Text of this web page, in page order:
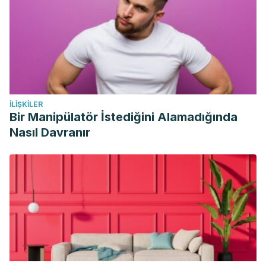
Elizabeth Anderson, J. Larry Durstine. 2019. Physical
activity, exercise, and chronic diseases: A brief review.
Sports Medicine and Health Science.
https://doi.org/10.1016/j.smhs.2019.08.006.
(http://www.sciencedirect.com/science/article/pii/
Kredlow, M.A., Capozzoli, M.C., Hearon, B.A. et al. The
effects of physical activity on sleep: a meta-analytic
How long should I wait after the flu before resuming
exercise? 2018. Harvard Health Publishing.
https://www.health.harvard.edu/staying-healthy/how-long-
should-i-wait-after-the-flu-before-resuming-
What Happens When You Sleep? WebMD.
İLIŞKILER
Bir Manipülatör İstediğini Alamadığında
Nasıl Davranır